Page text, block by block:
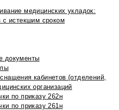
медицинских укладок:
с истекшим сроком
документы
кабинетов (отделений,
организаций
по приказу 262н
по приказу 261н